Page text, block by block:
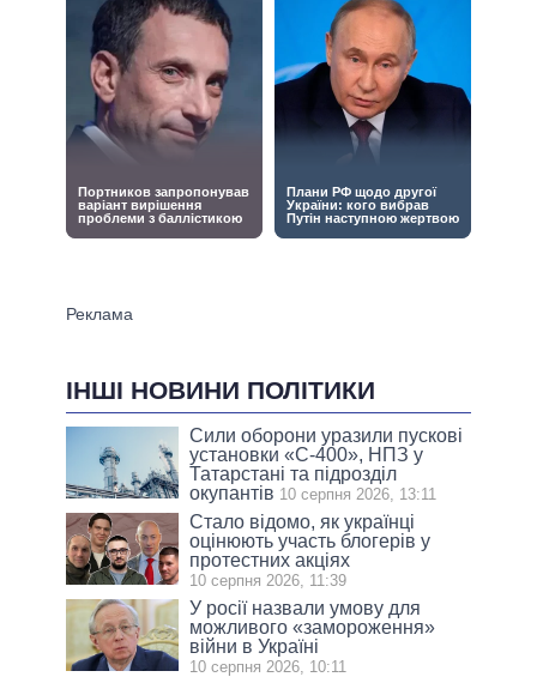
ІНШІ НОВИНИ ПОЛІТИКИ
Сили оборони уразили пускові
установки «С-400», НПЗ у
Татарстані та підрозділ
окупантів 10 серпня 2026, 13:11
Стало відомо, як українці
оцінюють участь блогерів у
протестних акціях
10 серпня 2026, 11:39
У росії назвали умову для
можливого «замороження»
війни в Україні
10 серпня 2026, 10:11